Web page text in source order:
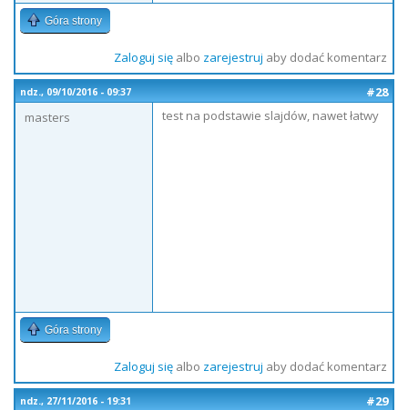
Góra strony
Zaloguj sięalbo zarejestruj aby dodać komentarz
ndz., 09/10/2016 - 09:37
#28
masters
test na podstawie slajdów, nawet łatwy
Góra strony
Zaloguj sięalbo zarejestruj aby dodać komentarz
ndz., 27/11/2016 - 19:31
#29